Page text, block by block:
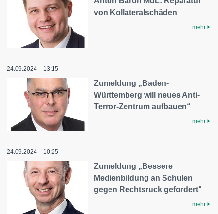
von Kollateralschäden
mehr
24.09.2024 – 13:15
Zumeldung „Baden-
Württemberg will neues Anti-
Terror-Zentrum aufbauen“
mehr
24.09.2024 – 10:25
Zumeldung „Bessere
Medienbildung an Schulen
gegen Rechtsruck gefordert“
mehr